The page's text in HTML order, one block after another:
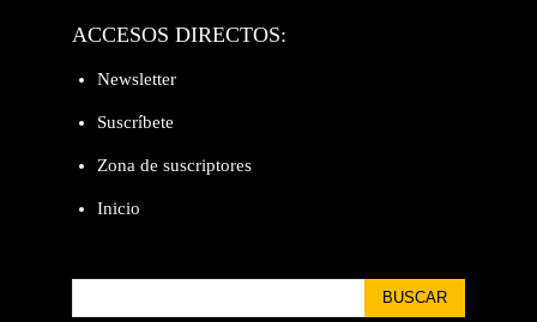
ACCESOS DIRECTOS:
Newsletter
Suscríbete
Zona de suscriptores
Inicio
BUSCAR